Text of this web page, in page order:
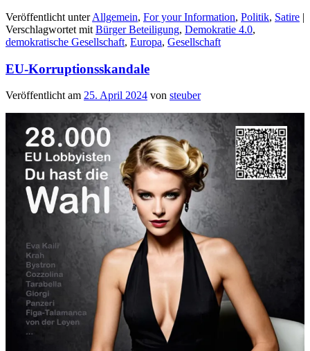
Veröffentlicht unter Allgemein, For your Information, Politik, Satire |
Verschlagwortet mit Bürger Beteiligung, Demokratie 4.0,
demokratische Gesellschaft, Europa, Gesellschaft
EU-Korruptionsskandale
Veröffentlicht am 25. April 2024 von steuber